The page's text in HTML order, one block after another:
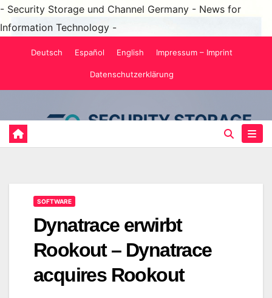
- Security Storage und Channel Germany - News for
Information Technology -
Deutsch Español English Impressum – Imprint
Datenschutzerklärung
SOFTWARE
Dynatrace erwirbt
Rookout – Dynatrace
acquires Rookout